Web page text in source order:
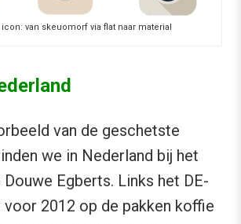
icon: van skeuomorf via flat naar material
van de geschetste
we in Nederland bij het
Egberts. Links het DE-
voor 2012 op de pakken koffie